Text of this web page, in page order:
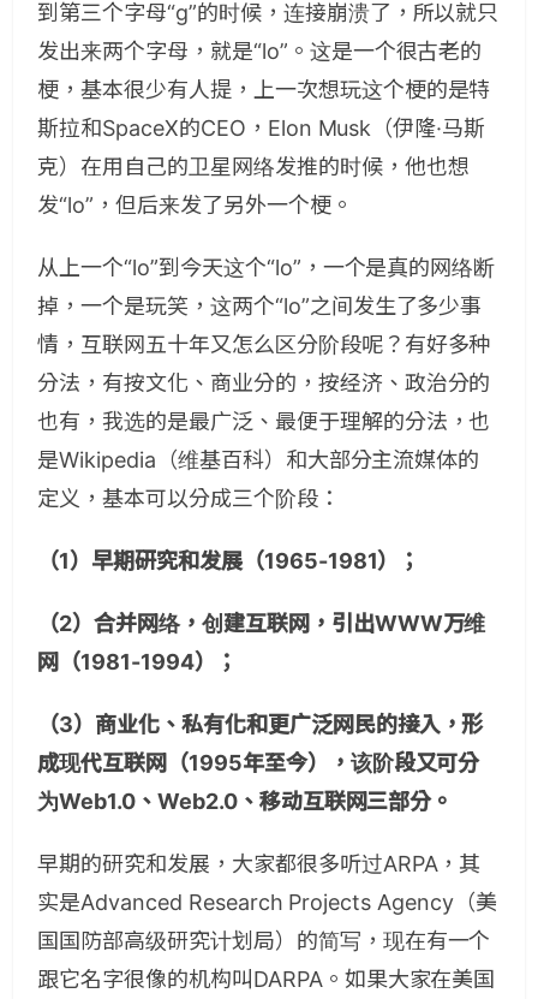
到第三个字母“g”的时候，连接崩溃了，所以就只
发出来两个字母，就是“lo”。这是一个很古老的
梗，基本很少有人提，上一次想玩这个梗的是特
斯拉和SpaceX的CEO，Elon Musk（伊隆·马斯
克）在用自己的卫星网络发推的时候，他也想
发“lo”，但后来发了另外一个梗。
从上一个“lo”到今天这个“lo”，一个是真的网络断
掉，一个是玩笑，这两个“lo”之间发生了多少事
情，互联网五十年又怎么区分阶段呢？有好多种
分法，有按文化、商业分的，按经济、政治分的
也有，我选的是最广泛、最便于理解的分法，也
是Wikipedia（维基百科）和大部分主流媒体的
定义，基本可以分成三个阶段：
（1）早期研究和发展（1965-1981）；
（2）合并网络，创建互联网，引出WWW万维
网（1981-1994）；
（3）商业化、私有化和更广泛网民的接入，形
成现代互联网（1995年至今），该阶段又可分
为Web1.0、Web2.0、移动互联网三部分。
早期的研究和发展，大家都很多听过ARPA，其
实是Advanced Research Projects Agency（美
国国防部高级研究计划局）的简写，现在有一个
跟它名字很像的机构叫DARPA。如果大家在美国